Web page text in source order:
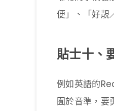
便」、「好靚
貼士十、
例如英語的
囿於音準，要